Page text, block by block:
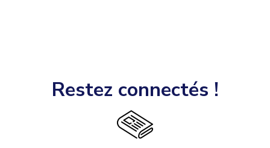
Restez connectés !